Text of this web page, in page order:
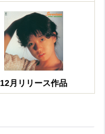
12月リリース作品